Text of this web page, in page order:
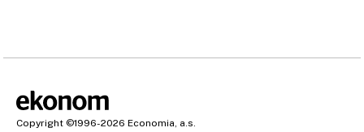
Copyright ©1996-2026 Economia, a.s.